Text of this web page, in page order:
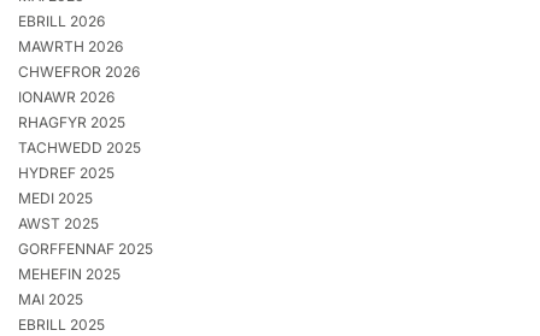
EBRILL 2026
MAWRTH 2026
CHWEFROR 2026
IONAWR 2026
RHAGFYR 2025
TACHWEDD 2025
HYDREF 2025
MEDI 2025
AWST 2025
GORFFENNAF 2025
MEHEFIN 2025
MAI 2025
EBRILL 2025